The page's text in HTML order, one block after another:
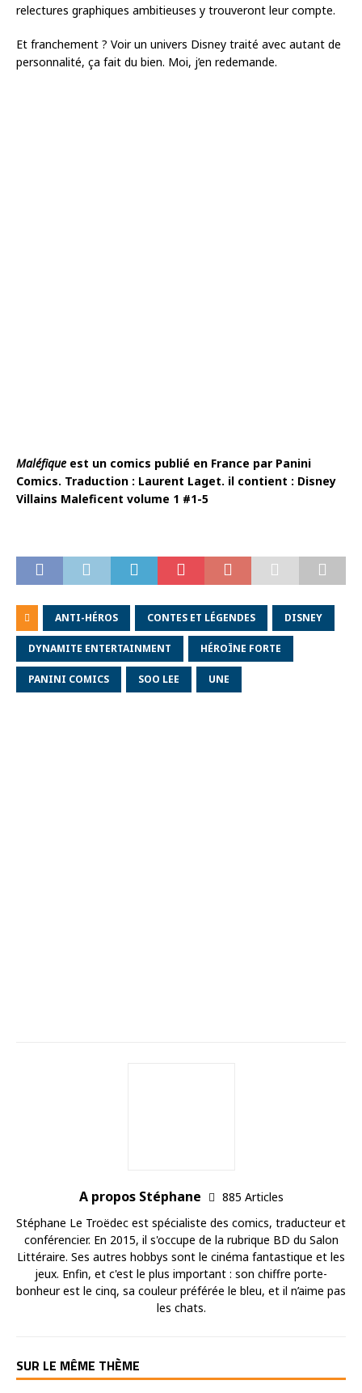
relectures graphiques ambitieuses y trouveront leur compte.
Et franchement ? Voir un univers Disney traité avec autant de
personnalité, ça fait du bien. Moi, j’en redemande.
Maléfique est un comics publié en France par Panini
Comics. Traduction : Laurent Laget. il contient : Disney
Villains Maleficent volume 1 #1-5
ANTI-HÉROS CONTES ET LÉGENDES DISNEY
DYNAMITE ENTERTAINMENT HÉROÏNE FORTE
PANINI COMICS SOO LEE UNE
A propos Stéphane
885 Articles
Stéphane Le Troëdec est spécialiste des comics, traducteur et
conférencier. En 2015, il s'occupe de la rubrique BD du Salon
Littéraire. Ses autres hobbys sont le cinéma fantastique et les
jeux. Enfin, et c'est le plus important : son chiffre porte-
bonheur est le cinq, sa couleur préférée le bleu, et il n’aime pas
les chats.
SUR LE MÊME THÈME